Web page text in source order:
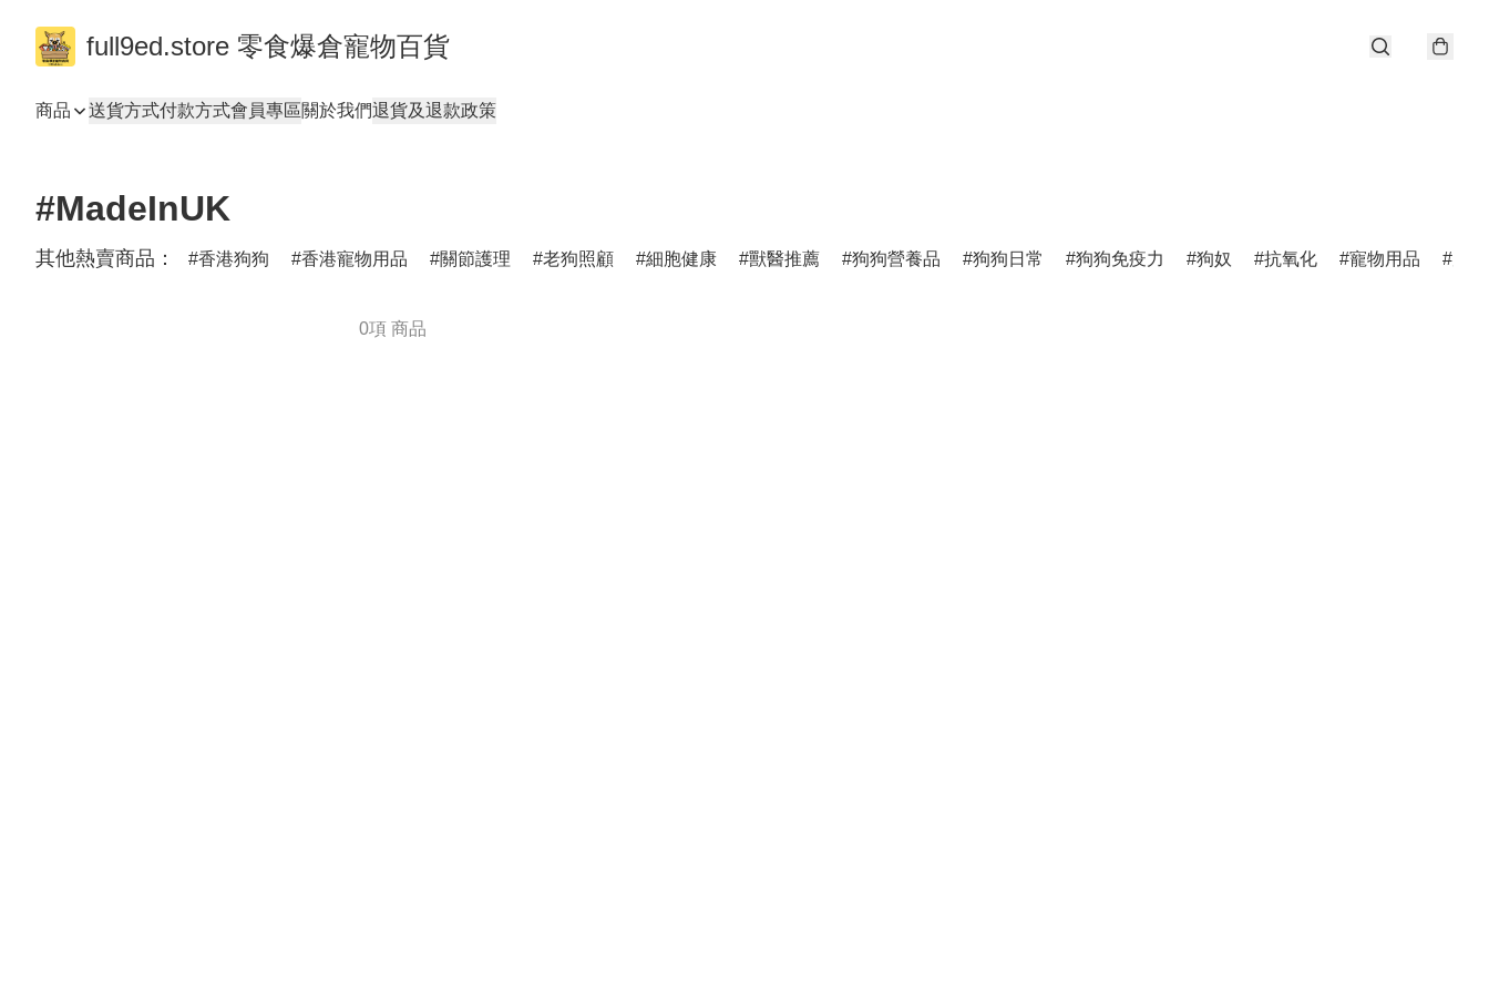
full9ed.store 零食爆倉寵物百貨
商品 送貨方式付款方式會員專區關於我們退貨及退款政策
#MadeInUK
其他熱賣商品： 香港狗狗 香港寵物用品 關節護理 老狗照顧 細胞健康 獸醫推薦 狗狗營養品 狗狗日常 狗狗免疫力 狗奴 抗氧化 寵物用品
0項 商品